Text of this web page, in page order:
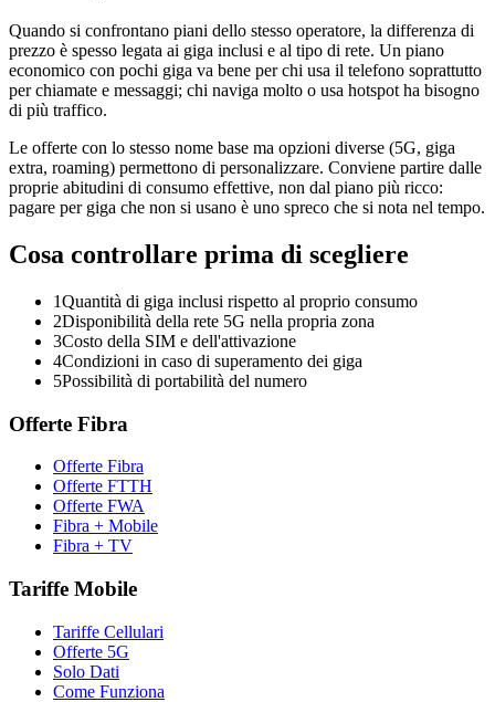
Quando si confrontano piani dello stesso operatore, la differenza di
prezzo è spesso legata ai giga inclusi e al tipo di rete. Un piano
economico con pochi giga va bene per chi usa il telefono soprattutto
per chiamate e messaggi; chi naviga molto o usa hotspot ha bisogno
di più traffico.
Le offerte con lo stesso nome base ma opzioni diverse (5G, giga
extra, roaming) permettono di personalizzare. Conviene partire dalle
proprie abitudini di consumo effettive, non dal piano più ricco:
pagare per giga che non si usano è uno spreco che si nota nel tempo.
Cosa controllare prima di scegliere
1Quantità di giga inclusi rispetto al proprio consumo
2Disponibilità della rete 5G nella propria zona
3Costo della SIM e dell'attivazione
4Condizioni in caso di superamento dei giga
5Possibilità di portabilità del numero
Offerte Fibra
Offerte Fibra
Offerte FTTH
Offerte FWA
Fibra + Mobile
Fibra + TV
Tariffe Mobile
Tariffe Cellulari
Offerte 5G
Solo Dati
Come Funziona